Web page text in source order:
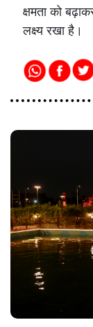
क्षमता को
लक्ष्य रखा है।